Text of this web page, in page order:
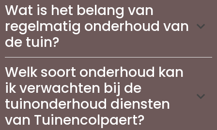
Wat is het belang van
regelmatig onderhoud van
de tuin?
Welk soort onderhoud kan
ik verwachten bij de
tuinonderhoud diensten
van Tuinencolpaert?